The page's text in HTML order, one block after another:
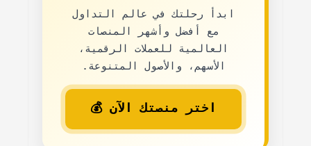
ابدأ رحلتك في عالم التداول
مع
أفضل وأشهر المنصات
العالمية للعملات الرقمية،
الأسهم، والأصول المتنوعة.
اختر منصتك الآن 💰